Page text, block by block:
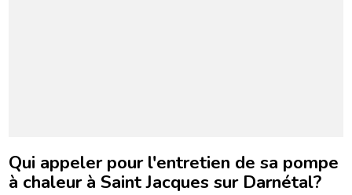
Qui appeler pour l'entretien de sa pompe
à chaleur à Saint Jacques sur Darnétal?